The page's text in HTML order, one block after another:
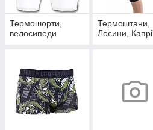
Термошорти,
велосипеди
Термоштани,
Лосини, Капрі